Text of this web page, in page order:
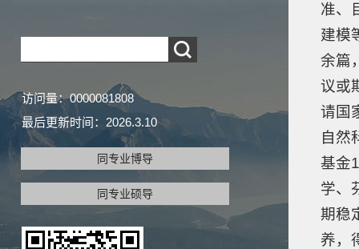
访问量：0000081808
最后更新时间： 2026.3.10
同专业博导
同专业硕导
准、
建模
余篇
议或
请国
自然
基金
学、
期稳
养，